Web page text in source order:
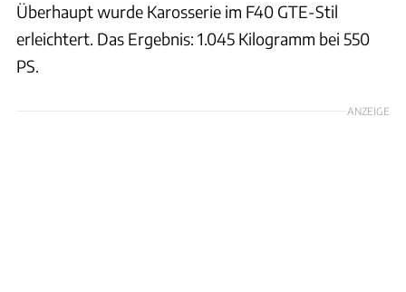
Überhaupt wurde Karosserie im F40 GTE-Stil
erleichtert. Das Ergebnis: 1.045 Kilogramm bei 550
PS.
ANZEIGE